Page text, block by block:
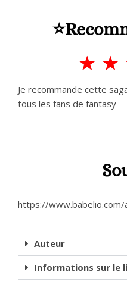
☆ ☆
Je recommande cette
tous les fans de fantasy
https://
Auteur
Informations sur le